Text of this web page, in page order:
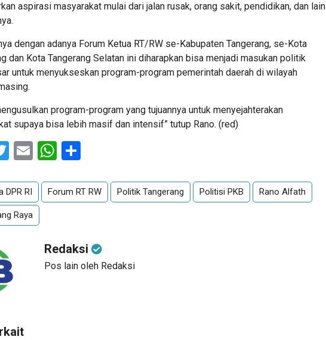
aspirasi masyarakat mulai dari jalan rusak, orang sakit, pendidikan, dan lain
dengan adanya Forum Ketua RT/RW se-Kabupaten Tangerang, se-Kota
dan Kota Tangerang Selatan ini diharapkan bisa menjadi masukan politik
untuk menyukseskan program-program pemerintah daerah di wilayah
program-program yang tujuannya untuk menyejahterakan
supaya bisa lebih masif dan intensif” tutup Rano. (red)
Twitter
EmailWhatsApp
DPR RI Forum RT RW Politik Tangerang Politisi PKB Rano Alfath
Raya
Redaksi
Pos lain oleh Redaksi